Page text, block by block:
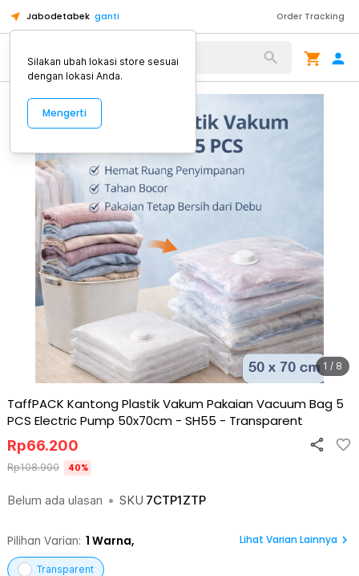
Jabodetabek ganti Order Tracking
Alat Kopi
1 / 8
TaffPACK Kantong Plastik Vakum Pakaian Vacuum Bag 5
PCS Electric Pump 50x70cm - SH55 - Transparent
Belum ada ulasan • SKU 7CTP1ZTP
Rp66.200
Rp108.900 40%
Pilihan Varian: 1 Warna, Lihat Varian Lainnya
Transparent
Silakan ubah lokasi store sesuai
dengan lokasi Anda.
Mengerti